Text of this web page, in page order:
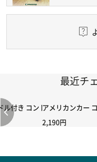
最近チ
付き コントローラー＆ポ
アメリカンカー
2,190円